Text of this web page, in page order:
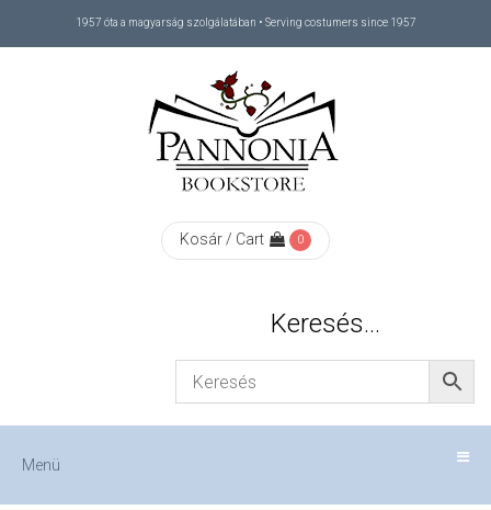
1957 óta a magyarság szolgálatában • Serving costumers since 1957
Kosár / Cart 0
Keresés…
Menü